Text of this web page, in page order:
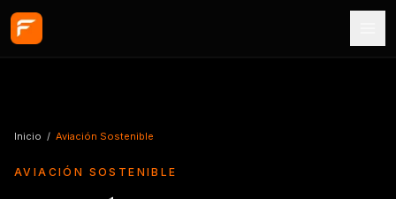
Inicio / Aviación Sostenible
AVIACIÓN SOSTENIBLE